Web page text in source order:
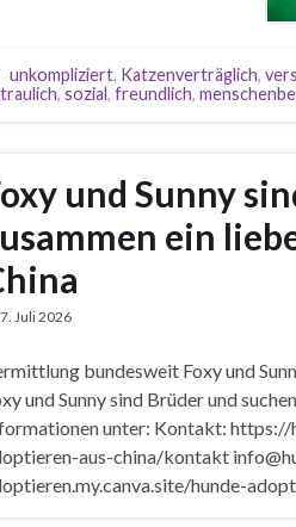
unkompliziert, Katzenverträglich,
, sozial, freundlich,
und Sunny
ein
7. Juli 2026
bundesweit Foxy und
und Sunny sind Brüder und
unter: Kontakt: https://
aus-china/kontakt
hunde-